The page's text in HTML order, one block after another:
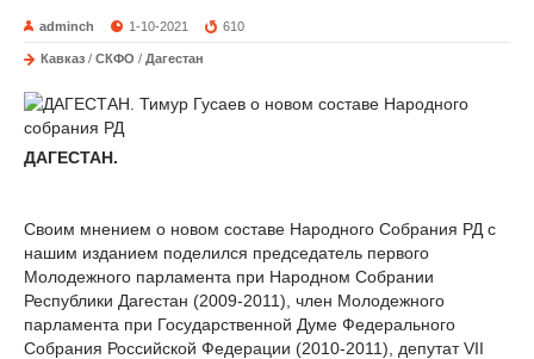
adminch 1-10-2021 610
Кавказ / СКФО / Дагестан
ДАГЕСТАН.
Своим мнением о новом составе Народного Собрания РД с
нашим изданием поделился председатель первого
Молодежного парламента при Народном Собрании
Республики Дагестан (2009-2011), член Молодежного
парламента при Государственной Думе Федерального
Собрания Российской Федерации (2010-2011), депутат VII